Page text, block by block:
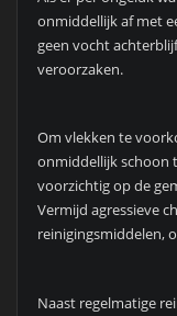
onmiddellijk af met
geen vocht
veroorzaken.
Om vlekken te
onmiddellijk schoon
voorzichtig op de
Vermijd agressieve
reinigingsmiddelen,
Naast regelmatige